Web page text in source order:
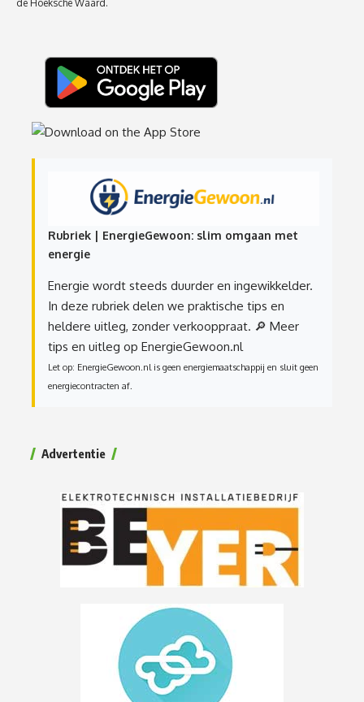
de Hoeksche Waard.
Rubriek | EnergieGewoon: slim omgaan met
energie
Energie wordt steeds duurder en ingewikkelder.
In deze rubriek delen we praktische tips en
heldere uitleg, zonder verkooppraat. 🔎 Meer
tips en uitleg op EnergieGewoon.nl
Let op: EnergieGewoon.nl is geen energiemaatschappij en sluit geen
energiecontracten af.
Advertentie